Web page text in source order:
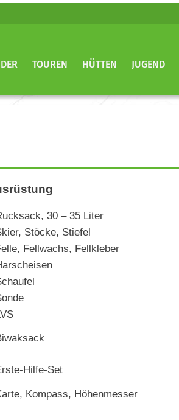
TOUREN HÜTTEN JUGEND
30 – 35 Liter
Stöcke, Stiefel
Fellwachs, Fellkleber
Hilfe-Set
Kompass, Höhenmesser